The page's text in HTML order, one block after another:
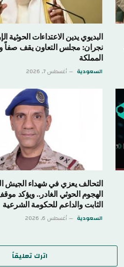
البديوي يدين الاعتداءات الحوثية
نجران: مجلس التعاون يقف صفاً
المملكة
السعودية أغسطس 7, 2026
التحالف يعزي في شهداء الجيش
الهجوم الحوثي الغادر.. ويؤكد
الثابت والداعم للحكومة الشرعية
السعودية أغسطس 6, 2026
اترك تعليقاً